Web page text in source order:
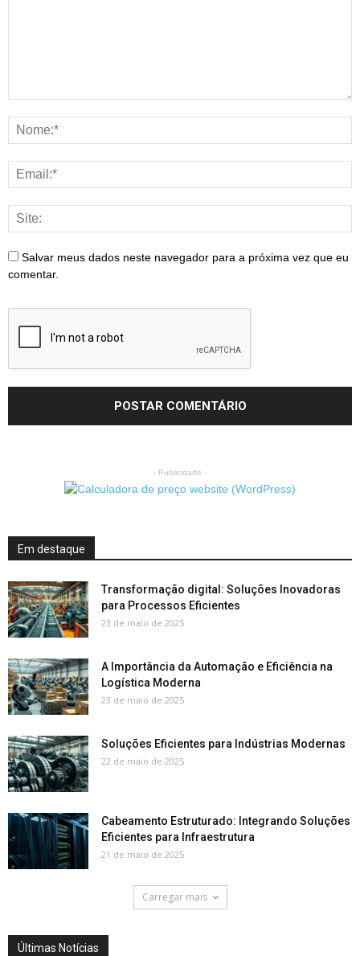
Salvar meus dados neste navegador para a próxima vez que eu
comentar.
- Publicidade -
Em destaque
Transformação digital: Soluções Inovadoras
para Processos Eficientes
23 de maio de 2025
A Importância da Automação e Eficiência na
Logística Moderna
23 de maio de 2025
Soluções Eficientes para Indústrias Modernas
22 de maio de 2025
Cabeamento Estruturado: Integrando Soluções
Eficientes para Infraestrutura
21 de maio de 2025
Carregar mais
Últimas Notícias